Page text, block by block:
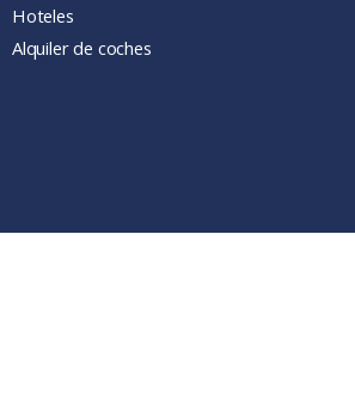
Hoteles
Alquiler de coches